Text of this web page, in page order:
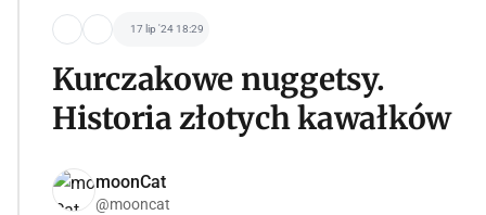
17 lip '24 18:29
Kurczakowe nuggetsy.
Historia złotych kawałków
moonCat
@mooncat